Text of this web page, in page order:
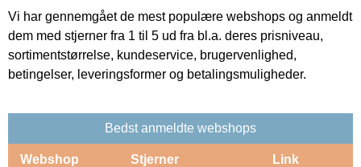
Vi har gennemgået de mest populære webshops og anmeldt
dem med stjerner fra 1 til 5 ud fra bl.a. deres prisniveau,
sortimentstørrelse, kundeservice, brugervenlighed,
betingelser, leveringsformer og betalingsmuligheder.
Bedst anmeldte webshops
Webshop Stjerner Link